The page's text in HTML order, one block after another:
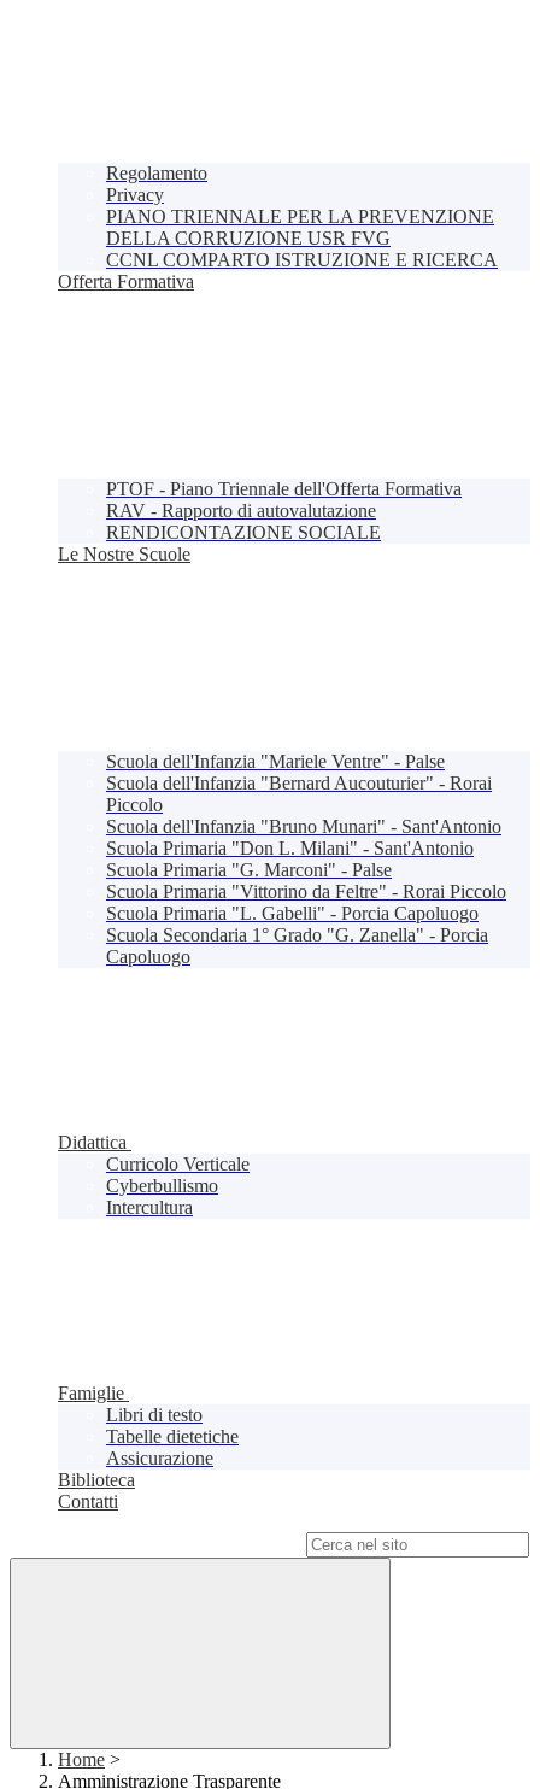
Regolamento
Privacy
PIANO TRIENNALE PER LA PREVENZIONE
DELLA CORRUZIONE USR FVG
CCNL COMPARTO ISTRUZIONE E RICERCA
Offerta Formativa
PTOF - Piano Triennale dell'Offerta Formativa
RAV - Rapporto di autovalutazione
RENDICONTAZIONE SOCIALE
Le Nostre Scuole
Scuola dell'Infanzia "Mariele Ventre" - Palse
Scuola dell'Infanzia "Bernard Aucouturier" - Rorai
Piccolo
Scuola dell'Infanzia "Bruno Munari" - Sant'Antonio
Scuola Primaria "Don L. Milani" - Sant'Antonio
Scuola Primaria "G. Marconi" - Palse
Scuola Primaria "Vittorino da Feltre" - Rorai Piccolo
Scuola Primaria "L. Gabelli" - Porcia Capoluogo
Scuola Secondaria 1° Grado "G. Zanella" - Porcia
Capoluogo
Didattica
Curricolo Verticale
Cyberbullismo
Intercultura
Famiglie
Libri di testo
Tabelle dietetiche
Assicurazione
Biblioteca
Contatti
Home >
Amministrazione Trasparente